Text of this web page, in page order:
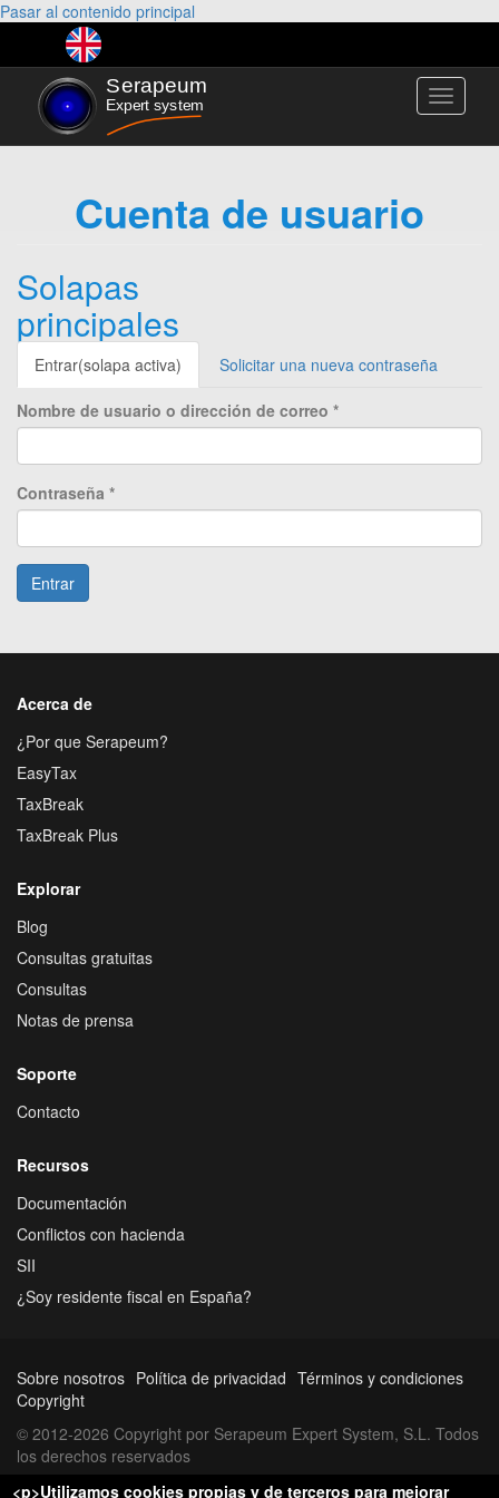
Pasar al contenido principal
Toggle
Cuenta de usuario
Solapas
principales
Entrar(solapa activa) Solicitar una nueva contraseña
Nombre de usuario o dirección de correo *
Contraseña *
Entrar
Acerca de
¿Por que Serapeum?
EasyTax
TaxBreak
TaxBreak Plus
Explorar
Blog
Consultas gratuitas
Consultas
Notas de prensa
Soporte
Contacto
Recursos
Documentación
Conflictos con hacienda
SII
¿Soy residente fiscal en España?
Sobre nosotros Política de privacidad Términos y condiciones
Copyright
© 2012-2026 Copyright por Serapeum Expert System, S.L. Todos
los derechos reservados
<p>Utilizamos cookies propias y de terceros para mejorar